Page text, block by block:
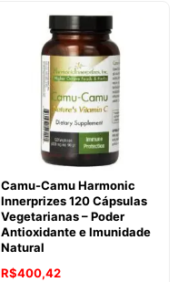
Camu-Camu Harmonic
Innerprizes 120 Cápsulas
Vegetarianas – Poder
Antioxidante e Imunidade
Natural
R$400,42